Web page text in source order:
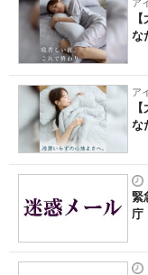
ア
な
ア
な
緊
庁